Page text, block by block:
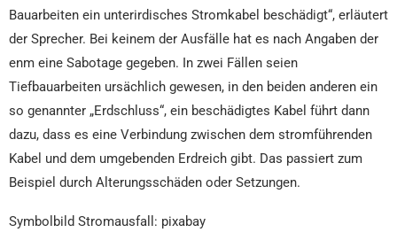
Bauarbeiten ein unterirdisches Stromkabel beschädigt“, erläutert
der Sprecher. Bei keinem der Ausfälle hat es nach Angaben der
enm eine Sabotage gegeben. In zwei Fällen seien
Tiefbauarbeiten ursächlich gewesen, in den beiden anderen ein
so genannter „Erdschluss“, ein beschädigtes Kabel führt dann
dazu, dass es eine Verbindung zwischen dem stromführenden
Kabel und dem umgebenden Erdreich gibt. Das passiert zum
Beispiel durch Alterungsschäden oder Setzungen.
Symbolbild Stromausfall: pixabay